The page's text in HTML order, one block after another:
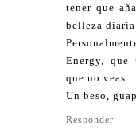
tener que
belleza diaria.
Energy, que
que no
Un beso,
Responder